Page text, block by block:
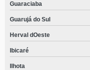
Guaraciaba
Guarujá do Sul
Herval dOeste
Ibicaré
Ilhota